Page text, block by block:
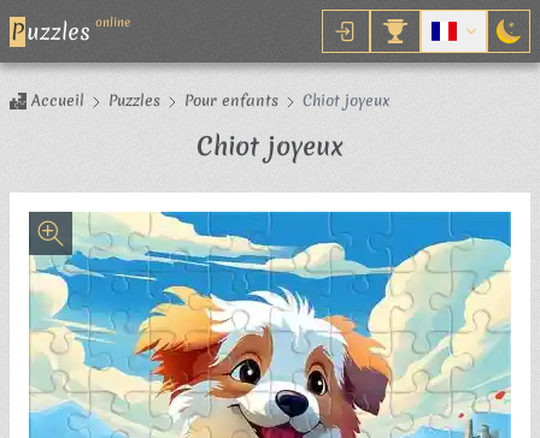
Puzzles online
Accueil Puzzles Pour enfants Chiot joyeux
Chiot joyeuxPuzzle